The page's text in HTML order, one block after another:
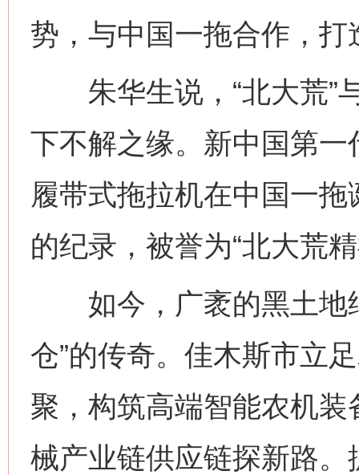
势，与中国一拖合作，打
朱华生说，“北大荒”与
下不解之缘。新中国第
履带式拖拉机在中国一
的纪录，被誉为“北大荒
如今，广袤的黑土地继
仓”的传奇。佳木斯市立
聚，构筑高端智能农机
械产业链供应链探新路